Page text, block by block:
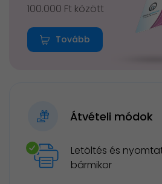
100.000 Ft között
Tovább
Átvételi módok
Letöltés és
bármikor